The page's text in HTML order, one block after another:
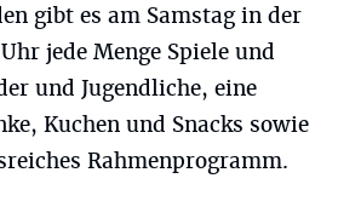
gibt es am Samstag in der
jede Menge Spiele und
und Jugendliche, eine
Kuchen und Snacks sowie
Rahmenprogramm.